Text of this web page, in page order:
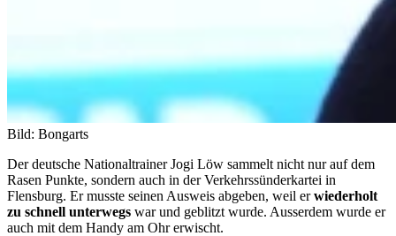
Bild: Bongarts
Der deutsche Nationaltrainer Jogi Löw sammelt nicht nur auf dem
Rasen Punkte, sondern auch in der Verkehrssünderkartei in
Flensburg. Er musste seinen Ausweis abgeben, weil erwiederholt
zu schnell unterwegs war und geblitzt wurde. Ausserdem wurde er
auch mit dem Handy am Ohr erwischt.